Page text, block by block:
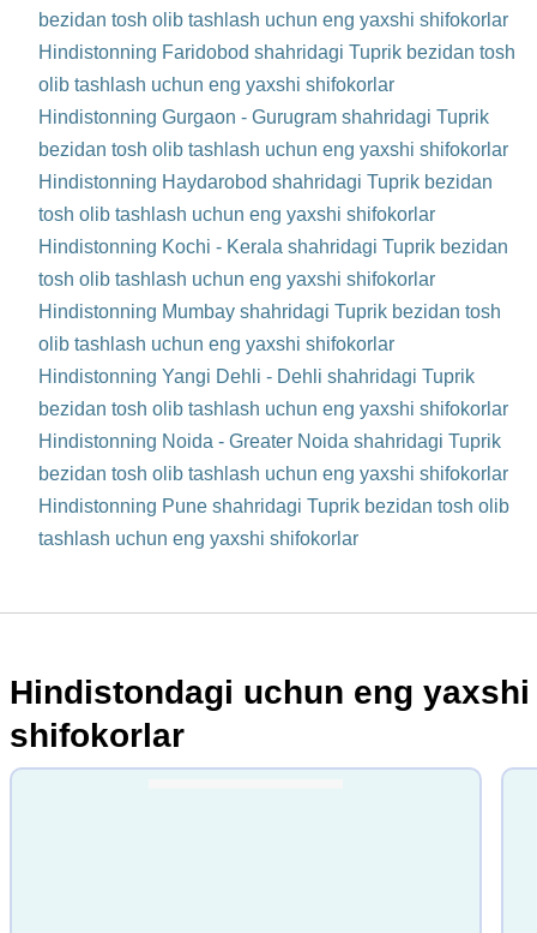
bezidan tosh olib tashlash uchun eng yaxshi shifokorlar
Hindistonning Faridobod shahridagi Tuprik bezidan tosh
olib tashlash uchun eng yaxshi shifokorlar
Hindistonning Gurgaon - Gurugram shahridagi Tuprik
bezidan tosh olib tashlash uchun eng yaxshi shifokorlar
Hindistonning Haydarobod shahridagi Tuprik bezidan
tosh olib tashlash uchun eng yaxshi shifokorlar
Hindistonning Kochi - Kerala shahridagi Tuprik bezidan
tosh olib tashlash uchun eng yaxshi shifokorlar
Hindistonning Mumbay shahridagi Tuprik bezidan tosh
olib tashlash uchun eng yaxshi shifokorlar
Hindistonning Yangi Dehli - Dehli shahridagi Tuprik
bezidan tosh olib tashlash uchun eng yaxshi shifokorlar
Hindistonning Noida - Greater Noida shahridagi Tuprik
bezidan tosh olib tashlash uchun eng yaxshi shifokorlar
Hindistonning Pune shahridagi Tuprik bezidan tosh olib
tashlash uchun eng yaxshi shifokorlar
Hindistondagi uchun eng yaxshi
shifokorlar